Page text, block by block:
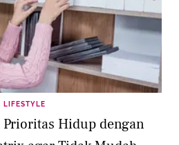
LIFESTYLE
Hidup dengan